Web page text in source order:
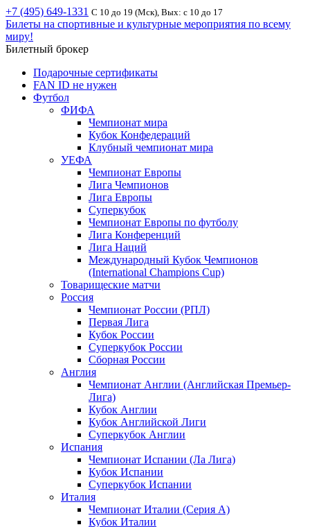
+7 (495) 649-1331 С 10 до 19 (Мск), Вых: с 10 до 17
Билеты на спортивные и культурные мероприятия по всему
миру!
Билетный брокер
Подарочные сертификаты
FAN ID не нужен
Футбол
ФИФА
Чемпионат мира
Кубок Конфедераций
Клубный чемпионат мира
УЕФА
Чемпионат Европы
Лига Чемпионов
Лига Европы
Суперкубок
Чемпионат Европы по футболу
Лига Конференций
Лига Наций
Международный Кубок Чемпионов
(International Champions Cup)
Товарищеские матчи
Россия
Чемпионат России (РПЛ)
Первая Лига
Кубок России
Суперкубок России
Сборная России
Англия
Чемпионат Англии (Английская Премьер-
Лига)
Кубок Англии
Кубок Английской Лиги
Суперкубок Англии
Испания
Чемпионат Испании (Ла Лига)
Кубок Испании
Суперкубок Испании
Италия
Чемпионат Италии (Серия А)
Кубок Италии